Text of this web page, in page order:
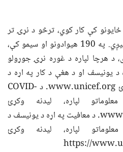
کې کار کوي، ترڅو د نړۍ تر
ټولو بې وزله ماشومانو ته ورسیږي. په 190 هیوادونو او سیمو کې،
د هرچا لپاره د غوره نړۍ جوړولو
د یونیسف او د هغې د کار په اړه د
نورو معلوماتو لپاره، لیدنه وکړئ www.unicef.org. د COVID-
لپاره، لیدنه وکړئ
www.unicef.org/coronavirus. د معافیت په اړه د یونیسف د
لپاره، لیدنه وکړئ
https://